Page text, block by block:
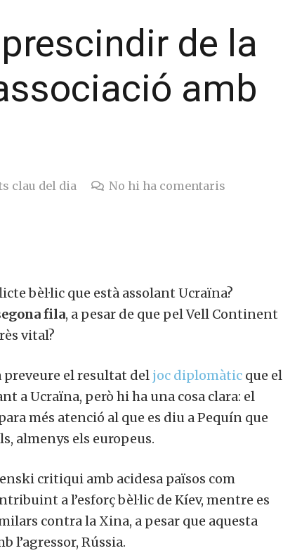
de la
amb
clau del dia No hi ha comentaris
bèl·lic que està assolant Ucraïna?
fila, a pesar de que pel Vell Continent
vital?
preveure el resultat del joc diplomàtic que el
a Ucraïna, però hi ha una cosa clara: el
més atenció al que es diu a Pequín que
almenys els europeus.
critiqui amb acidesa països com
a l’esforç bèl·lic de Kíev, mentre es
contra la Xina, a pesar que aquesta
l’agressor, Rússia.